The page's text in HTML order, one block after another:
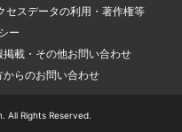
セスデータの利用・著作権等
ー
載・その他お問い合わせ
らのお問い合わせ
All Rights Reserved.